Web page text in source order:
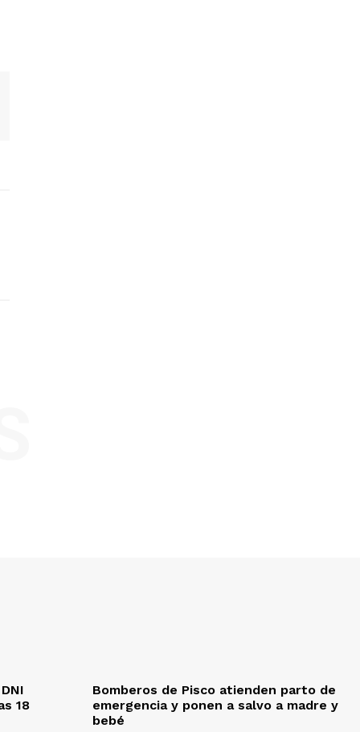
18
Bomberos de Pisco atienden parto de
emergencia y ponen a salvo a madre y
bebé